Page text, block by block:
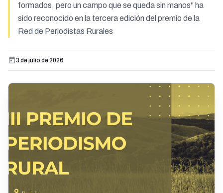
formados, pero un campo que se queda sin manos" ha
sido reconocido en la tercera edición del premio de la
Red de Periodistas Rurales
3 de julio de 2026